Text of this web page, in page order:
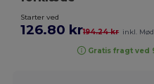
Starter ved
126.80 kr194.24 kr inkl.
Gratis fragt ved